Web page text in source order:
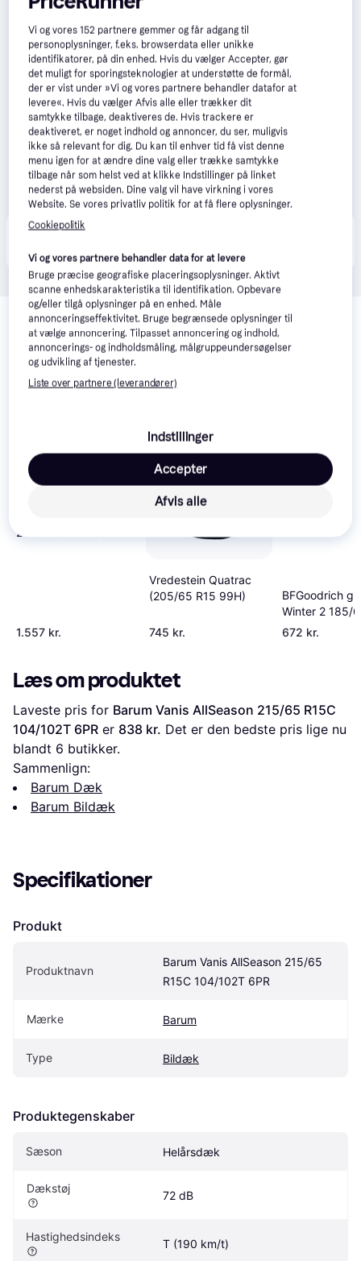
Produktet fås også hos
Relaterede produkter
Se vores forslag til andre produkter, der matcher dine
interesser. Vis alle
2 Helårsdæk 235 50
1.557 kr.
Vredestein Quatrac
(205/65 R15 99H)
745 kr.
BFGoodrich g-
Winter 2 185/
82T
672 kr.
Læs om produktet
Laveste pris for Barum Vanis AllSeason 215/65 R15C
104/102T 6PR er 838 kr. Det er den bedste pris lige nu
blandt 6 butikker.
Sammenlign:
Barum Dæk
Barum Bildæk
Specifikationer
Produkt
Produktnavn
Barum Vanis AllSeason 215/65
R15C 104/102T 6PR
Mærke Barum
Type Bildæk
Produktegenskaber
Sæson Helårsdæk
Dækstøj
72 dB
Hastighedsindeks
T (190 km/t)
Vi og vores152 partnere gemmer og får adgang til
personoplysninger, f.eks. browserdata eller unikke
identifikatorer, på din enhed. Hvis du vælger Accepter, gør
det muligt for sporingsteknologier at understøtte de formål,
der er vist under »Vi og vores partnere behandler datafor at
levere«. Hvis du vælger Afvis alle eller trækker dit
samtykke tilbage, deaktiveres de. Hvis trackere er
deaktiveret, er noget indhold og annoncer, du ser, muligvis
ikke så relevant for dig. Du kan til enhver tid få vist denne
menu igen for at ændre dine valg eller trække samtykke
tilbage når som helst ved at klikke Indstillinger på linket
nederst på websiden. Dine valg vil have virkning i vores
Website. Se vores privatliv politik for at få flere oplysninger.
Cookiepolitik
Vi og vores partnere behandler data for at levere
Bruge præcise geografiske placeringsoplysninger. Aktivt
scanne enhedskarakteristika til identifikation. Opbevare
og/eller tilgå oplysninger på en enhed. Måle
annonceringseffektivitet. Bruge begrænsede oplysninger til
at vælge annoncering. Tilpasset annoncering og indhold,
annoncerings- og indholdsmåling, målgruppeundersøgelser
og udvikling af tjenester.
Liste over partnere (leverandører)
Indstillinger
Afvis alle
Accepter